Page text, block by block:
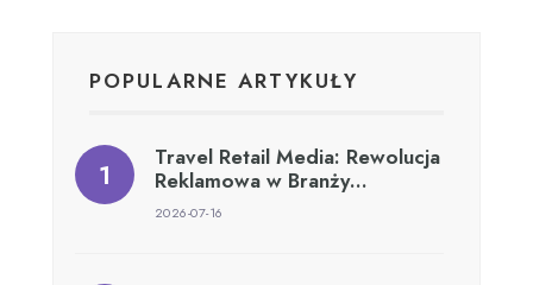
POPULARNE ARTYKUŁY
Travel Retail Media: Rewolucja
Reklamowa w Branży…
2026-07-16